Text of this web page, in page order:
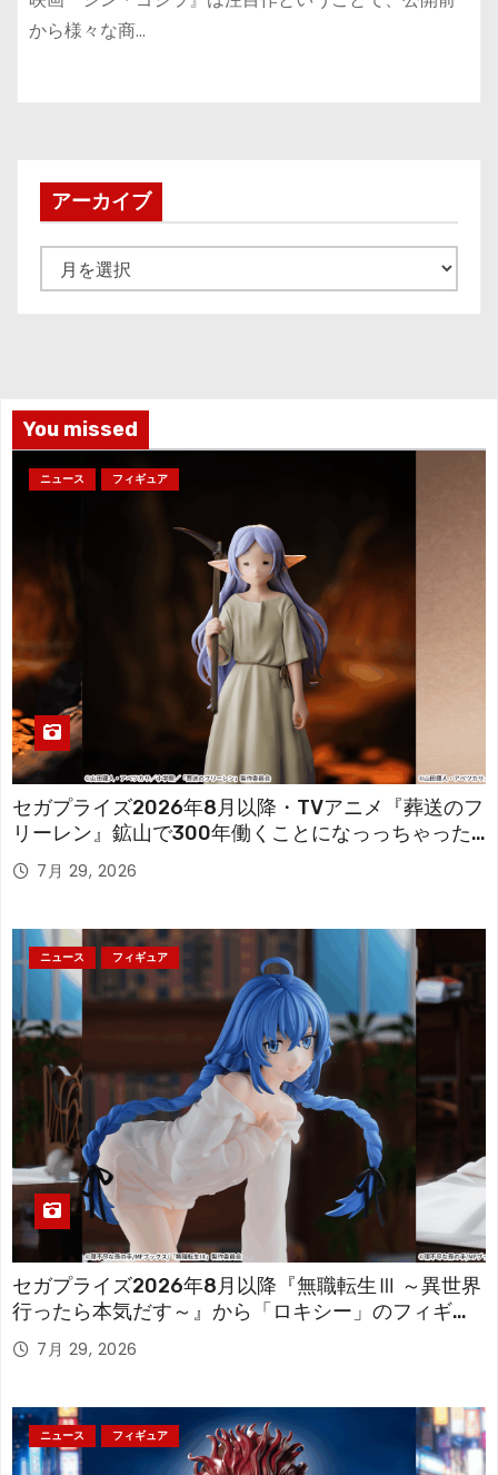
から様々な商…
アーカイブ
ー
You missed
ニュース フィギュア
セガプライズ2026年8月以降・TVアニメ『葬送のフ
リーレン』鉱山で300年働くことになっっちゃった
「フリーレン」を立体化！
7月 29, 2026
ニュース フィギュア
セガプライズ2026年8月以降『無職転生Ⅲ ～異世界
行ったら本気だす～』から「ロキシー」のフィギュ
アが登場！
7月 29, 2026
ニュース フィギュア